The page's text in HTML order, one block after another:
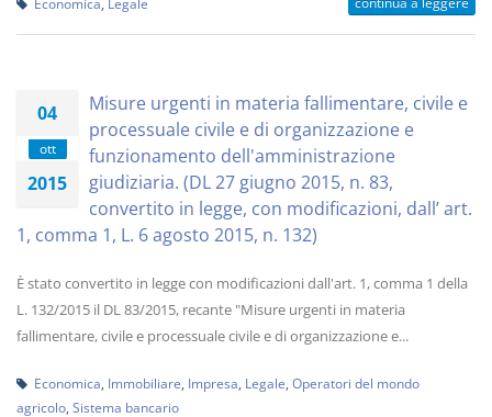
04
ott
2015
Misure urgenti in materia fallimentare, civile e
processuale civile e di organizzazione e
funzionamento dell'amministrazione
giudiziaria. (DL 27 giugno 2015, n. 83,
convertito in legge, con modificazioni, dall’ art.
1, comma 1, L. 6 agosto 2015, n. 132)
È stato convertito in legge con modificazioni dall'art. 1, comma 1 della
L. 132/2015 il DL 83/2015, recante "Misure urgenti in materia
fallimentare, civile e processuale civile e di organizzazione e...
Economica Immobiliare Impresa Legale Operatori del mondo
agricolo Sistema bancario